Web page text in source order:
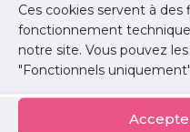
Ces cookies servent à
fonctionnement
notre site. Vous pouvez
"Fonctionnels
Publié le :22 octobre 2025
Partager cet article :